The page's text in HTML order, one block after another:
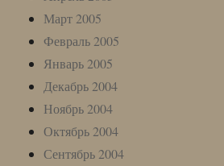
Март 2005
Февраль 2005
Январь 2005
Декабрь 2004
Ноябрь 2004
Октябрь 2004
Сентябрь 2004